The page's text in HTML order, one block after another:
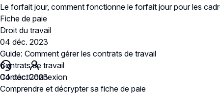
ContactConnexion
Le forfait jour, comment fonctionne le forfait jour pour les
Fiche de paie
Droit du travail
04 déc. 2023
Guide: Comment gérer les contrats de travail
Contrats de travail
04 déc. 2023
Comprendre et décrypter sa fiche de paie